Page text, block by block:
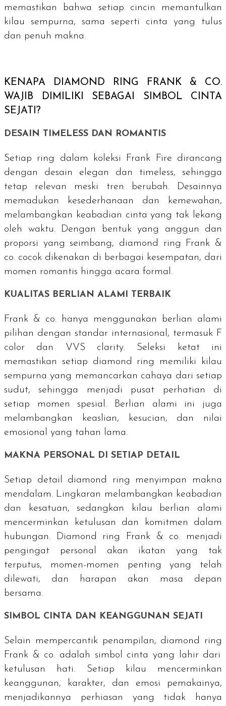
memastikan bahwa setiap cincin memantulkan
kilau sempurna, sama seperti cinta yang tulus
dan penuh makna.
KENAPA DIAMOND RING FRANK & CO.
WAJIB DIMILIKI SEBAGAI SIMBOL CINTA
SEJATI?
DESAIN TIMELESS DAN ROMANTIS
Setiap ring dalam koleksi Frank Fire dirancang
dengan desain elegan dan timeless, sehingga
tetap relevan meski tren berubah. Desainnya
memadukan kesederhanaan dan kemewahan,
melambangkan keabadian cinta yang tak lekang
oleh waktu. Dengan bentuk yang anggun dan
proporsi yang seimbang, diamond ring Frank &
co. cocok dikenakan di berbagai kesempatan, dari
momen romantis hingga acara formal.
KUALITAS BERLIAN ALAMI TERBAIK
Frank & co. hanya menggunakan berlian alami
pilihan dengan standar internasional, termasuk F
color dan VVS clarity. Seleksi ketat ini
memastikan setiap diamond ring memiliki kilau
sempurna yang memancarkan cahaya dari setiap
sudut, sehingga menjadi pusat perhatian di
setiap momen spesial. Berlian alami ini juga
melambangkan keaslian, kesucian, dan nilai
emosional yang tahan lama.
MAKNA PERSONAL DI SETIAP DETAIL
Setiap detail diamond ring menyimpan makna
mendalam. Lingkaran melambangkan keabadian
dan kesatuan, sedangkan kilau berlian alami
mencerminkan ketulusan dan komitmen dalam
hubungan.
Diamond ring
Frank & co. menjadi
pengingat personal akan ikatan yang tak
terputus, momen-momen penting yang telah
dilewati, dan harapan akan masa depan
bersama.
SIMBOL CINTA DAN KEANGGUNAN SEJATI
Selain mempercantik penampilan, diamond ring
Frank & co. adalah simbol cinta yang lahir dari
ketulusan hati. Setiap kilau mencerminkan
keanggunan, karakter, dan emosi pemakainya,
menjadikannya perhiasan yang tidak hanya